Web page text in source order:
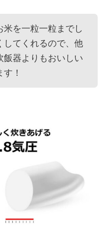
米を一粒一粒までし
してくれるので、他
飯器よりもおいしい
！